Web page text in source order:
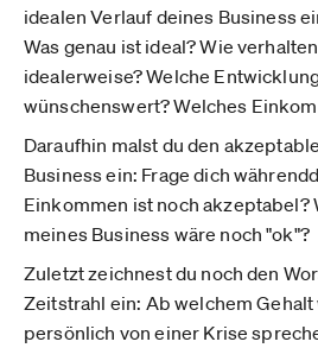
idealen Verlauf deines Business
Was genau ist ideal? Wie
idealerweise? Welche
wünschenswert? Welches
Daraufhin malst du den
Business ein: Frage dich
Einkommen ist noch akzeptabel?
meines Business wäre noch "ok"?
Zuletzt zeichnest du noch den
Zeitstrahl ein: Ab welchem
persönlich von einer Krise